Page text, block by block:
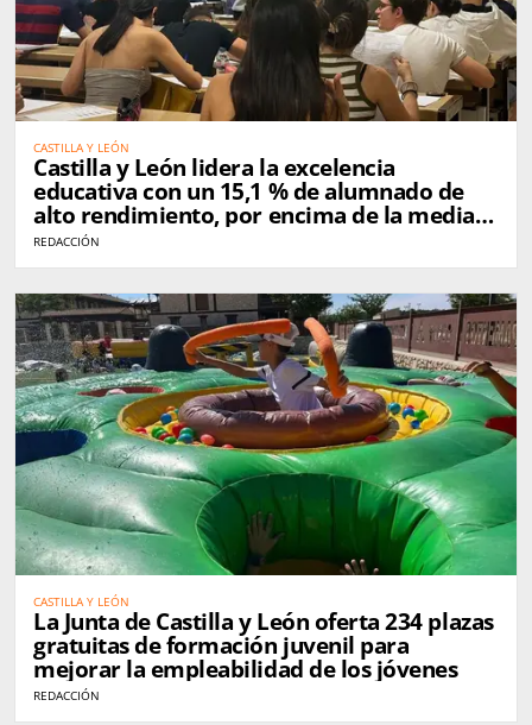
CASTILLA Y LEÓN
Castilla y León lidera la excelencia
educativa con un 15,1 % de alumnado de
alto rendimiento, por encima de la media
nacional
REDACCIÓN
CASTILLA Y LEÓN
La Junta de Castilla y León oferta 234 plazas
gratuitas de formación juvenil para
mejorar la empleabilidad de los jóvenes
REDACCIÓN